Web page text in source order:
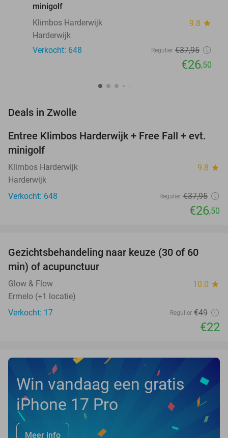
minigolf
Klimbos Harderwijk
9.8 star
Harderwijk
Verkocht: 648
Regulier €37,95
€26,50
Deals in Zwolle
30%
Entree Klimbos Harderwijk + Free Fall + evt.
minigolf
Klimbos Harderwijk 9.8 star
Harderwijk
Verkocht: 648
Regulier €37,95
€26,50
55%
TODAY
Gezichtsbehandeling naar keuze (30 of 60
min) of acupunctuur
Glow & Flow 10.0 star
Ermelo (+1 locatie)
Verkocht: 17
Regulier €49
€22
Win vandaag een gratis
iPhone 17 Pro
Meer info